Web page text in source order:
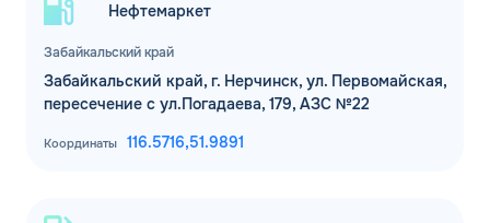
Забайкальский край
Нефтемаркет
Забайкальский край, г. Нерчинск, ул. Первомайская,
пересечение с ул.Погадаева, 179, АЗС №22
Координаты 116.5716,51.9891